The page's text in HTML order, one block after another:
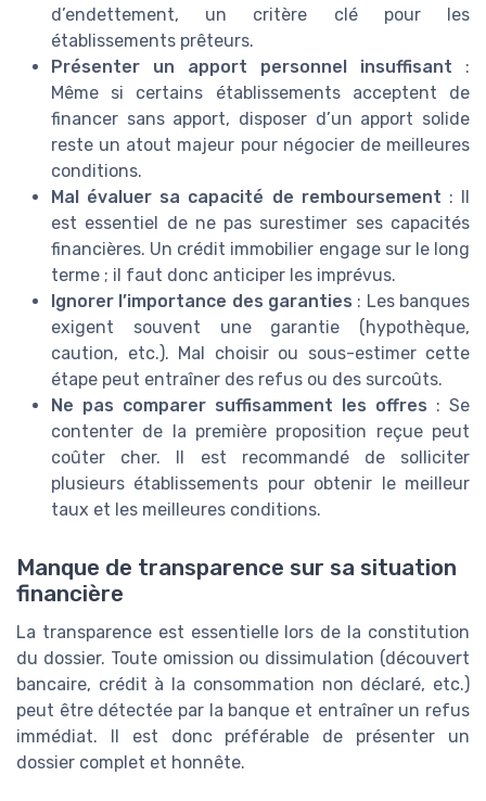
d’endettement, un critère clé pour les
établissements prêteurs.
Présenter un apport personnel insuffisant :
Même si certains établissements acceptent de
financer sans apport, disposer d’un apport solide
reste un atout majeur pour négocier de meilleures
conditions.
Mal évaluer sa capacité de remboursement : Il
est essentiel de ne pas surestimer ses capacités
financières. Un crédit immobilier engage sur le long
terme ; il faut donc anticiper les imprévus.
Ignorer l’importance des garanties : Les banques
exigent souvent une garantie (hypothèque,
caution, etc.). Mal choisir ou sous-estimer cette
étape peut entraîner des refus ou des surcoûts.
Ne pas comparer suffisamment les offres : Se
contenter de la première proposition reçue peut
coûter cher. Il est recommandé de solliciter
plusieurs établissements pour obtenir le meilleur
taux et les meilleures conditions.
Manque de transparence sur sa situation
financière
La transparence est essentielle lors de la constitution
du dossier. Toute omission ou dissimulation (découvert
bancaire, crédit à la consommation non déclaré, etc.)
peut être détectée par la banque et entraîner un refus
immédiat. Il est donc préférable de présenter un
dossier complet et honnête.